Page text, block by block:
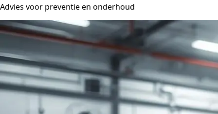
Advies voor preventie en onderhoud